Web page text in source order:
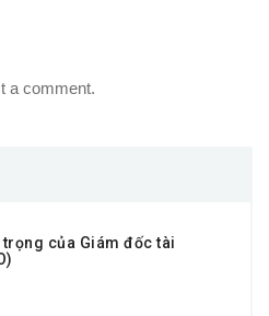
a comment.
của Giám đốc tài